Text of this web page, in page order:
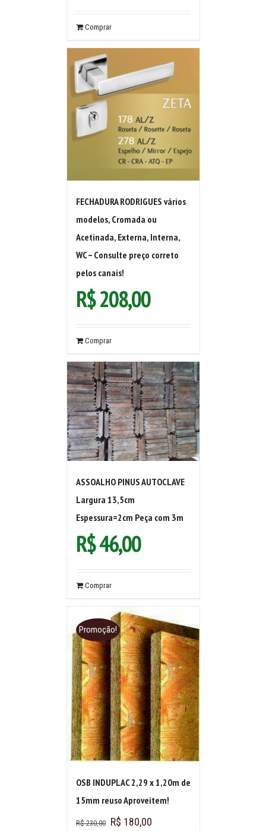
Comprar
FECHADURA RODRIGUES vários
modelos, Cromada ou
Acetinada, Externa, Interna,
WC – Consulte preço correto
pelos canais!
R$208,00
Comprar
ASSOALHO PINUS AUTOCLAVE
Largura 13,5cm
Espessura=2cm Peça com 3m
R$46,00
Comprar
Promoção!
OSB INDUPLAC 2,29 x 1,20m de
15mm reuso Aproveitem!
R$230,00 R$ 180,00